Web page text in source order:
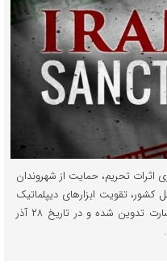
اثرات تحریم، حمایت از شهروندان
کشور، تقویت ابزار‌های دیپلماتیک
و بین‌المللی و ایجاد سازوکار‌های جبران خسارت تدوین شده و در تاریخ ۲۸ آذر